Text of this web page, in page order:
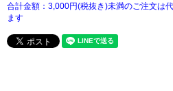
合計金額：3,000円(税抜き)未満のご注文は
ます